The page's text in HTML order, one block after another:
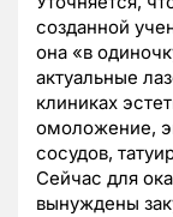
созданной
она «в
актуальные
клиниках
омоложение,
сосудов,
Сейчас для
вынуждены